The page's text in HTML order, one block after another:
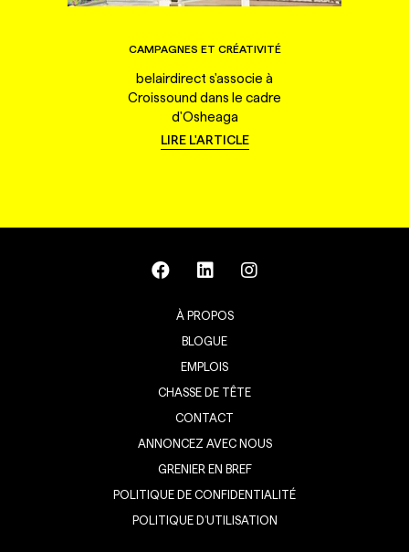
CAMPAGNES ET CRÉATIVITÉ
belairdirect s'associe à
Croissound dans le cadre
d'Osheaga
LIRE L'ARTICLE
À PROPOS
BLOGUE
EMPLOIS
CHASSE DE TÊTE
CONTACT
ANNONCEZ AVEC NOUS
GRENIER EN BREF
POLITIQUE DE CONFIDENTIALITÉ
POLITIQUE D’UTILISATION